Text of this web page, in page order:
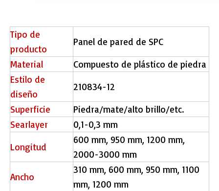
Tipo de
producto
Panel de pared de SPC
Material
Compuesto de plástico de piedra
Estilo de
diseño
210834-12
Superficie
Piedra/mate/alto brillo/etc.
Searlayer
0,1-0,3 mm
Longitud
600 mm, 950 mm, 1200 mm,
2000-3000 mm
Ancho
310 mm, 600 mm, 950 mm, 1100
mm, 1200 mm